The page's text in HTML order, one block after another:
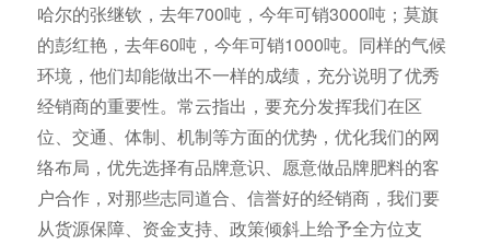
哈尔的张继钦，去年700吨，今年可销3000吨；莫旗
的彭红艳，去年60吨，今年可销1000吨。同样的气候
环境，他们却能做出不一样的成绩，充分说明了优秀
经销商的重要性。常云指出，要充分发挥我们在区
位、交通、体制、机制等方面的优势，优化我们的网
络布局，优先选择有品牌意识、愿意做品牌肥料的客
户合作，对那些志同道合、信誉好的经销商，我们要
从货源保障、资金支持、政策倾斜上给予全方位支